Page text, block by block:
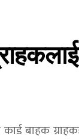
बाहक